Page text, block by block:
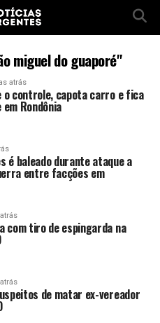
miguel do guaporé"
atrás
controle, capota carro e fica
Rondônia
é baleado durante ataque a
entre facções em
com tiro de espingarda na
de matar ex-vereador